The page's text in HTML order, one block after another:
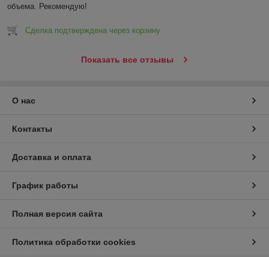
объема. Рекомендую!
Сделка подтверждена через корзину
Показать все отзывы
О нас
Контакты
Доставка и оплата
График работы
Полная версия сайта
Политика обработки cookies